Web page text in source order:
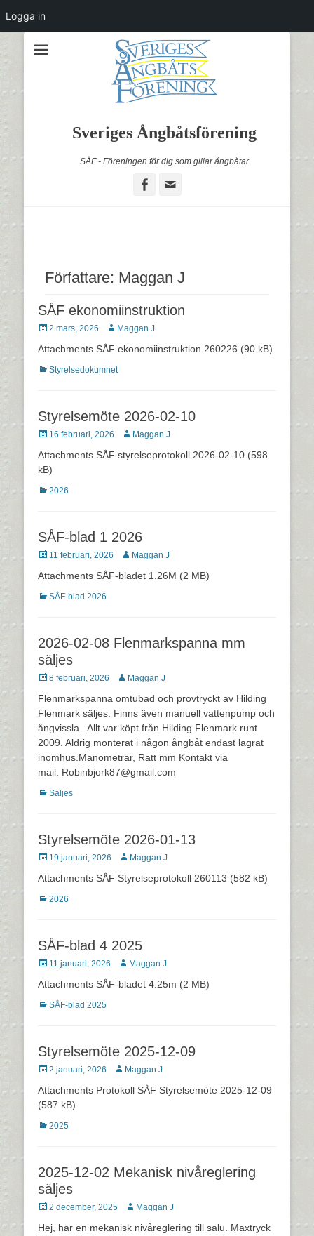
Sveriges Ångbåtsförening
SÅF - Föreningen för dig som gillar ångbåtar
Facebook
Författare: Maggan J
SÅF ekonomiinstruktion
Postades
2 mars, 2026 Författare
Maggan J
Attachments SÅF ekonomiinstruktion 260226 (90 kB)
Kategorier
Styrelsedokumnet
Styrelsemöte 2026-02-10
Postades
16 februari, 2026 Författare
Maggan J
Attachments SÅF styrelseprotokoll 2026-02-10 (598
kB)
Kategorier
2026
SÅF-blad 1 2026
Postades
11 februari, 2026 Författare
Maggan J
Attachments SÅF-bladet 1.26M (2 MB)
Kategorier
SÅF-blad 2026
2026-02-08 Flenmarkspanna mm
säljes
Postades
8 februari, 2026 Författare
Maggan J
Flenmarkspanna omtubad och provtryckt av Hilding
Flenmark säljes. Finns även manuell vattenpump och
ångvissla. Allt var köpt från Hilding Flenmark runt
2009. Aldrig monterat i någon ångbåt endast lagrat
inomhus.Manometrar, Ratt mm Kontakt via
mail. Robinbjork87@gmail.com
Kategorier
Säljes
Styrelsemöte 2026-01-13
Postades
19 januari, 2026 Författare
Maggan J
Attachments SÅF Styrelseprotokoll 260113 (582 kB)
Kategorier
2026
SÅF-blad 4 2025
Postades
11 januari, 2026 Författare
Maggan J
Attachments SÅF-bladet 4.25m (2 MB)
Kategorier
SÅF-blad 2025
Styrelsemöte 2025-12-09
Postades
2 januari, 2026 Författare
Maggan J
Attachments Protokoll SÅF Styrelsemöte 2025-12-09
(587 kB)
Kategorier
2025
2025-12-02 Mekanisk nivåreglering
säljes
Postades
2 december, 2025 Författare
Maggan J
Hej, har en mekanisk nivåreglering till salu. Maxtryck
Logga in